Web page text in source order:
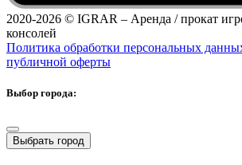
2020-2026 © IGRAR – Аренда / прокат
консолей
Политика обработки персональных
публичной оферты
Выбор города:
Выбрать город